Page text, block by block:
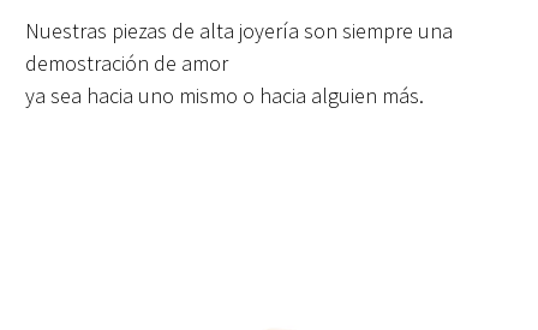
Nuestras piezas de alta joyería son siempre una
demostración de amor
ya sea hacia uno mismo o hacia alguien más.